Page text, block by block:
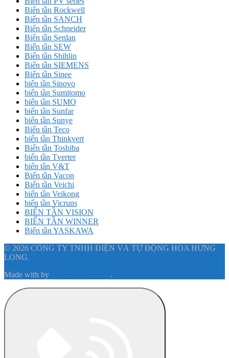
Biến tần Rockwell
Biến tần SANCH
Biến tần Schneider
Biến tần Senlan
Biến tần SEW
Biến tần Shihlin
Biến tần SIEMENS
Biến tần Sinee
biến tần Sinovo
biến tần Sumitomo
biến tần SUMO
biến tần Sunfar
biến tần Sunye
Biến tần Teco
biến tần Thinkvert
Biến tần Toshiba
biến tần Tverter
biến tần V&T
Biến tần Vacon
Biến tần Veichi
biến tần Veikong
biến tần Vicruns
BIẾN TẦN VISION
BIẾN TẦN WINNER
Biến tần YASKAWA
© 2026 CÔNG TY TNHH ĐIỆN VÀ TỰ ĐỘNG HÓA HƯNG
LONG.
Made with by .